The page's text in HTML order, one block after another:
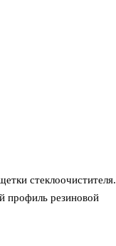
стеклоочистителя.
профиль резиновой